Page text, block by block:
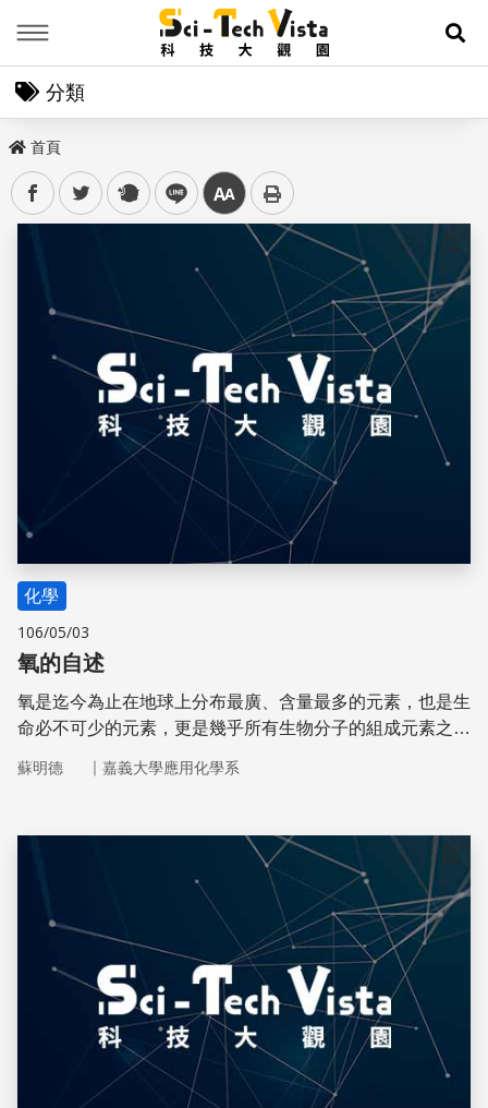
展
分類
首頁
facebooktwitter plurk line 中
儲存
化學
106/05/03
氧的自述
氧是迄今為止在地球上分布最廣、含量最多的元素，也是生
命必不可少的元素，更是幾乎所有生物分子的組成元素之
什麼角色至今仍是撲朔迷離。
蘇明德 ｜ 嘉義大學應用化學系
儲存